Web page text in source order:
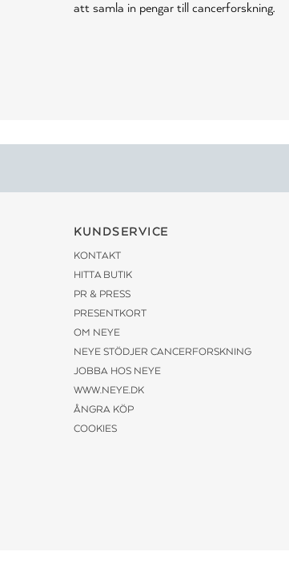
att samla in pengar till cancerforskning.
KUNDSERVICE
KONTAKT
HITTA BUTIK
PR & PRESS
PRESENTKORT
OM NEYE
NEYE STÖDJER CANCERFORSKNING
JOBBA HOS NEYE
WWW.NEYE.DK
ÅNGRA KÖP
COOKIES